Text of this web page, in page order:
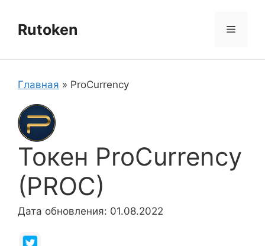
содержимому
Rutoken Меню
Главная » ProCurrency
Токен ProCurrency
(PROC)
Дата обновления: 01.08.2022